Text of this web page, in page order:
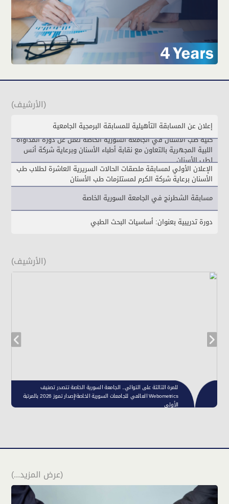
(الأرشيف)
إعلان عن المسابقة التأهيلية للمسابقة البرمجية الجامعية
كلية طب الأسنان في الجامعة السورية الخاصة تعلن عن دورة المداواة
اللبية المجهرية بالتعاون مع نقابة أطباء الأسنان وبرعاية شركة أنس
لطب الأسنان
الإعلان الأولي لمسابقة ملصقات الحالات السريرية العاشرة لطلاب طب
الأسنان برعاية شركة الكرم لمستلزمات طب الأسنان
مسابقة الشطرنج في الجامعة السورية الخاصة
دورة تدريبية بعنوان: أساسيات البحث الطبي
(الأرشيف)
(عرض المزيد...)